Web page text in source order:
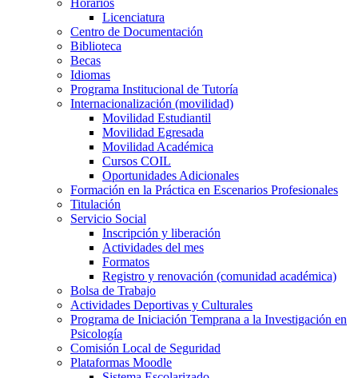
Licenciatura
Centro de Documentación
Biblioteca
Becas
Idiomas
Programa Institucional de Tutoría
Internacionalización (movilidad)
Movilidad Estudiantil
Movilidad Egresada
Movilidad Académica
Cursos COIL
Oportunidades Adicionales
Formación en la Práctica en Escenarios Profesionales
Titulación
Servicio Social
Inscripción y liberación
Actividades del mes
Formatos
Registro y renovación (comunidad académica)
Bolsa de Trabajo
Actividades Deportivas y Culturales
Programa de Iniciación Temprana a la Investigación en
Psicología
Comisión Local de Seguridad
Plataformas Moodle